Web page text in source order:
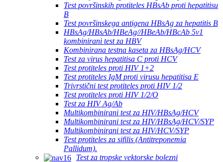
Test površinskih protiteles HBsAb proti hepatitisu
B
Test površinskega antigena HBsAg za hepatitis B
HBsAg/HBsAb/HBeAg//HBeAb/HBcAb 5v1
kombinirani test za HBV
Kombinirana testna kaseta za HBsAg/HCV
Test za virus hepatitisa C proti HCV
Test protiteles proti HIV 1+2
Test protiteles IgM proti virusu hepatitisa E
Trivrstični test protiteles proti HIV 1/2
Test protiteles proti HIV 1/2/O
Test za HIV Ag/Ab
Multikombinirani test za HIV/HBsAg/HCV
Multikombinirani test za HIV/HBsAg/HCV/SYP
Multikombinirani test za HIV/HCV/SYP
Test protiteles za sifilis (Antitreponemia
Pallidum).
Test za tropske vektorske bolezni